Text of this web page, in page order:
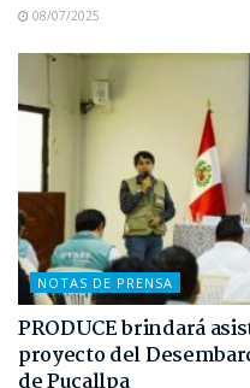
08/07/2025
NOTAS DE PRENSA
PRODUCE brindará
proyecto del